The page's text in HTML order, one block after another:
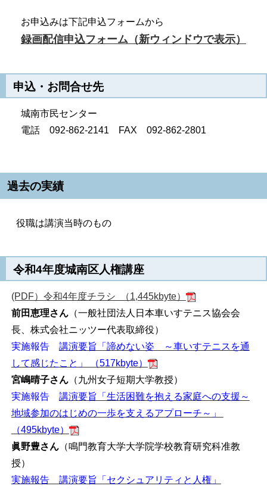
お申込みは下記申込フォームから
録画配信申込フォーム（新ウィンドウで表示）
申込・お問合せ先
城南市民センター
電話 092-862-2141 FAX 092-862-2801
過去の実績
役職は講演当時のもの
令和4年度城南区人権講座
(PDF）令和4年度チラシ （1,445kbyte）
前田恵理さん（一般社団法人日本車いすテニス協会会
長、株式会社ニッツー代表取締役）
実施報告 講演要旨「諦めない姿 ～車いすテニスを通
して感じたこと」 （517kbyte）
宮嶋晴子さん（九州女子短期大学教授）
実施報告 講演要旨「生活困難を抱える家庭への支援～
地域参加のはじめの一歩を支えるアプローチ～」
（495kbyte）
眞野豊さん（鳴門教育大学大学院学校教育研究科准教
授）
実施報告 講演要旨「セクシュアリティと人権」